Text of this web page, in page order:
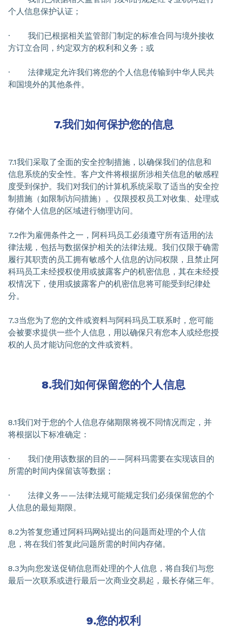
个人信息保护认证；
· 我们已根据相关监管部门制定的标准合同与境外接收
方订立合同，约定双方的权利和义务；或
· 法律规定允许我们将您的个人信息传输到中华人民共
和国境外的其他条件。
7.我们如何保护您的信息
7.1我们采取了全面的安全控制措施，以确保我们的信息和
信息系统的安全性。客户文件将根据所涉相关信息的敏感程
度受到保护。我们对我们的计算机系统采取了适当的安全控
制措施（如限制访问措施）。仅限授权员工对收集、处理或
存储个人信息的区域进行物理访问。
7.2作为雇佣条件之一，阿科玛员工必须遵守所有适用的法
律法规，包括与数据保护相关的法律法规。我们仅限于确需
履行其职责的员工拥有敏感个人信息的访问权限，且禁止阿
科玛员工未经授权使用或披露客户的机密信息，其在未经授
权情况下，使用或披露客户的机密信息将可能受到纪律处
分。
7.3当您为了您的文件或资料与阿科玛员工联系时，您可能
会被要求提供一些个人信息，用以确保只有您本人或经您授
权的人员才能访问您的文件或资料。
8.我们如何保留您的个人信息
8.1我们对于您的个人信息存储期限将视不同情况而定，并
将根据以下标准确定：
· 我们使用该数据的目的——阿科玛需要在实现该目的
所需的时间内保留该等数据；
· 法律义务——法律法规可能规定我们必须保留您的个
人信息的最短期限。
8.2为答复您通过阿科玛网站提出的问题而处理的个人信
息，将在我们答复此问题所需的时间内存储。
8.3为向您发送促销信息而处理的个人信息，将自我们与您
最后一次联系或进行最后一次商业交易起，最长存储三年。
9.您的权利